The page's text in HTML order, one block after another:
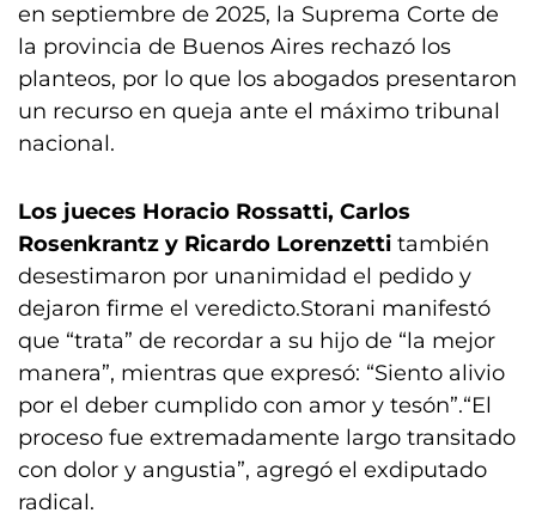
en septiembre de 2025, la Suprema Corte de
la provincia de Buenos Aires rechazó los
planteos, por lo que los abogados presentaron
un recurso en queja ante el máximo tribunal
nacional.
Los jueces Horacio Rossatti, Carlos
Rosenkrantz y Ricardo Lorenzetti también
desestimaron por unanimidad el pedido y
dejaron firme el veredicto.Storani manifestó
que “trata” de recordar a su hijo de “la mejor
manera”, mientras que expresó: “Siento alivio
por el deber cumplido con amor y tesón”.“El
proceso fue extremadamente largo transitado
con dolor y angustia”, agregó el exdiputado
radical.